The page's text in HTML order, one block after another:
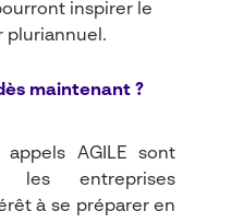
inspirer le
pluriannuel.​
maintenant ?
AGILE sont
les entreprises
à se préparer en